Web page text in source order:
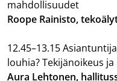
mahdollisuudet
Roope Rainisto,
12.45–13.15
louhia? Tekijänoikeus
Aura Lehtonen,